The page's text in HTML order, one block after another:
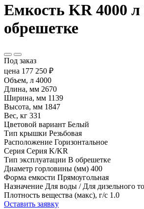
Емкость KR 4000 л
обрешетке
Под заказ
цена 177 250 ₽
Объем, л 4000
Длина, мм 2670
Ширина, мм 1139
Высота, мм 1847
Вес, кг 331
Цветовой вариант Белый
Тип крышки Резьбовая
Расположение Горизонтальное
Серия Серия K/KR
Тип эксплуатации В обрешетке
Диаметр горловины (мм) 400
Форма емкости Прямоугольная
Назначение Для воды / Для дизельного
Плотность вещества (макс), г/с 1.0
Оставить заявку